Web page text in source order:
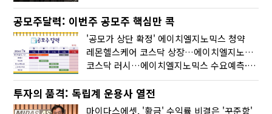
공모주달력: 이번주 공모주 핵심만 콕
'공모가 상단 확정' 에이치엘지노믹스 청약
레몬헬스케어 코스닥 상장…에이치엘지노믹스 수요예측
코스닥 러시…에이치엘지노믹스 수요예측·레메디 청약
투자의 품격: 독립계 운용사 열전
마이다스에셋, '황금' 수익률 비결은 '꾸준함'